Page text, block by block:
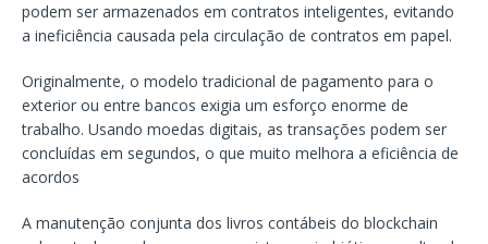
podem ser armazenados em contratos inteligentes, evitando
a ineficiência causada pela circulação de contratos em papel.
Originalmente, o modelo tradicional de pagamento para o
exterior ou entre bancos exigia um esforço enorme de
trabalho. Usando moedas digitais, as transações podem ser
concluídas em segundos, o que muito melhora a eficiência de
acordos
A manutenção conjunta dos livros contábeis do blockchain